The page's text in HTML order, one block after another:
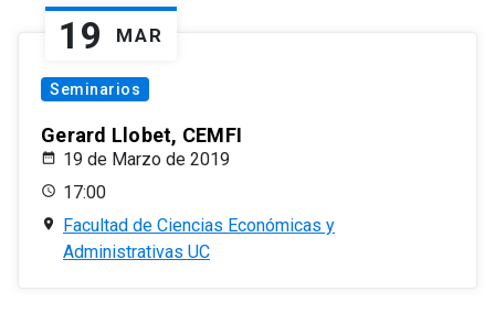
19 MAR
Seminarios
Gerard Llobet, CEMFI
19 de Marzo de 2019
17:00
Facultad de Ciencias Económicas y
Administrativas UC